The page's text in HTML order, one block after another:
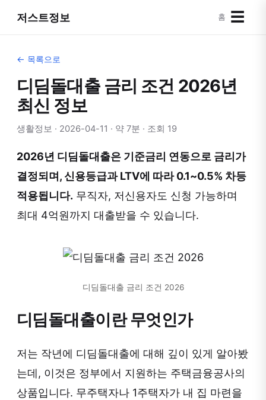
저스트정보 홈 ☰
← 목록으로
디딤돌대출 금리 조건 2026년
최신 정보
생활정보 · 2026-04-11 · 약 7분 · 조회 19
2026년 디딤돌대출은 기준금리 연동으로 금리가
결정되며, 신용등급과 LTV에 따라 0.1~0.5% 차등
적용됩니다. 무직자, 저신용자도 신청 가능하며
최대 4억원까지 대출받을 수 있습니다.
디딤돌대출 금리 조건 2026
디딤돌대출이란 무엇인가
저는 작년에 디딤돌대출에 대해 깊이 있게 알아봤
는데, 이것은 정부에서 지원하는 주택금융공사의
상품입니다. 무주택자나 1주택자가 내 집 마련을